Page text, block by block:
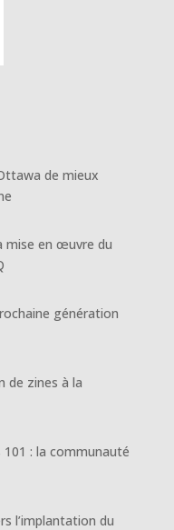
de mieux
mise en œuvre du
génération
de zines à la
: la communauté
l’implantation du